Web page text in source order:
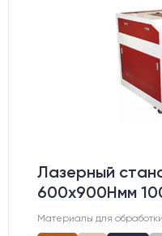
Лазерный
600х900Hмм
Материалы для